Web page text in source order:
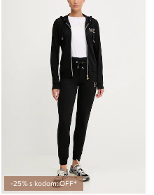
-25% s kodom: OFF*